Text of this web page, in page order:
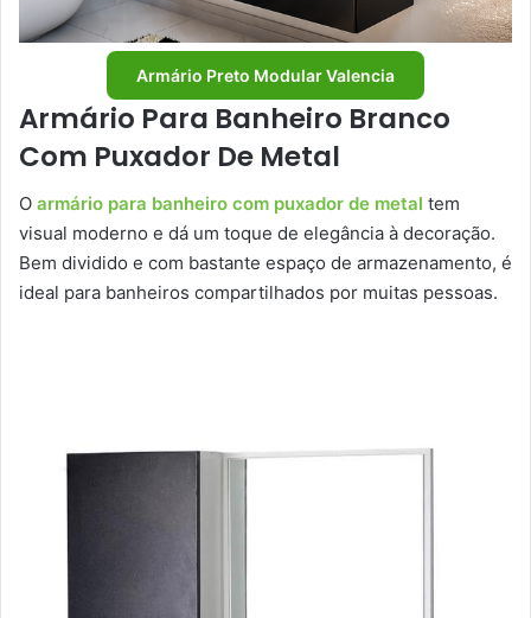
Armário Preto Modular Valencia
Armário Para Banheiro Branco
Com Puxador De Metal
O armário para banheiro com puxador de metal tem
visual moderno e dá um toque de elegância à decoração.
Bem dividido e com bastante espaço de armazenamento, é
ideal para banheiros compartilhados por muitas pessoas.